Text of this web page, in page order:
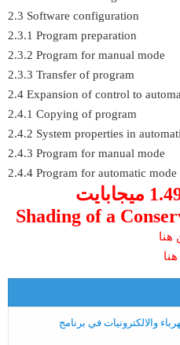
2.3 Software configuration
2.3.1 Program preparation
2.3.2 Program for manual mode
2.3.3 Transfer of program
2.4 Expansion of control to
2.4.1 Copying of program
2.4.2 System properties in
2.4.3 Program for manual mode
2.4.4 Program for automatic mode
هنا
والالكترونيات في برنامج